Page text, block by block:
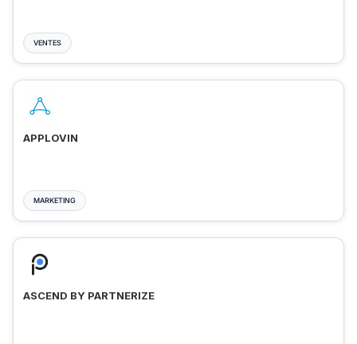
VENTES
APPLOVIN
MARKETING
ASCEND BY PARTNERIZE